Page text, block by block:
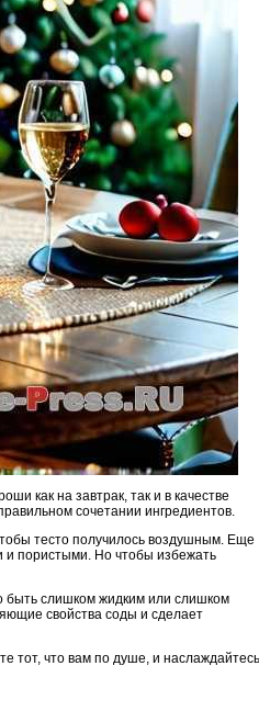
как на завтрак, так и в качестве
сочетании ингредиентов.
тесто получилось воздушным. Еще
и пористыми. Но чтобы избежать
быть слишком жидким или слишком
свойства соды и сделает
тот, что вам по душе, и наслаждайтесь